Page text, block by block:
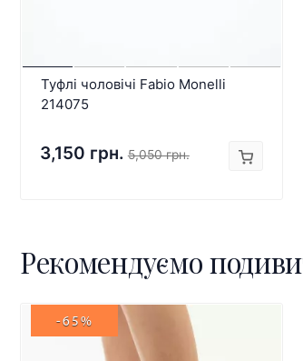
Туфлі чоловічі Fabio Monelli
214075
3,150 грн. 5,050 грн.
Рекомендуємо
-65%